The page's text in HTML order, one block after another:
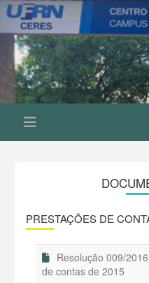
PRESTAÇÕES DE
Resolução 009/
de contas de 2015